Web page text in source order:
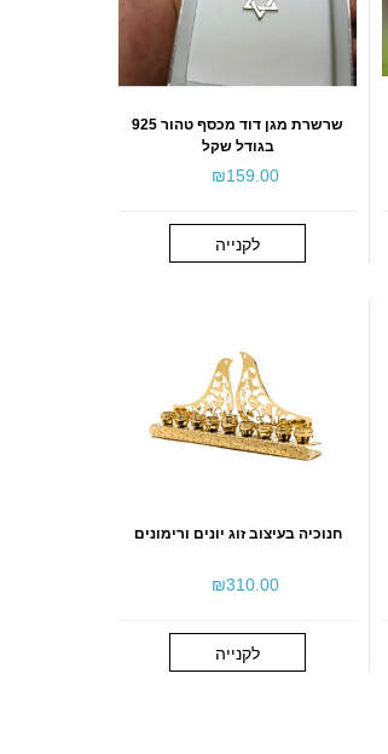
שרשרת מגן דוד מכסף טהור 925
בגודל שקל
₪‎159.00
לקנייה
חנוכיה בעיצוב זוג יונים ורימונים
₪‎310.00
לקנייה